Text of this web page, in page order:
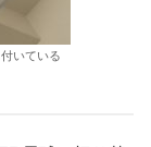
いている